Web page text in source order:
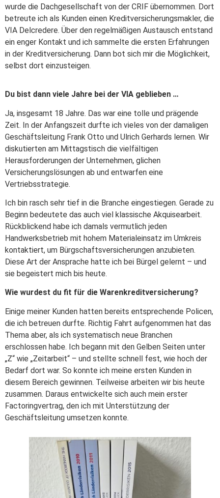
wurde die Dachgesellschaft von der CRIF übernommen. Dort
betreute ich als Kunden einen Kreditversicherungsmakler, die
VIA Delcredere. Über den regelmäßigen Austausch entstand
ein enger Kontakt und ich sammelte die ersten Erfahrungen
in der Kreditversicherung. Dann bot sich mir die Möglichkeit,
selbst dort einzusteigen.
Du bist dann viele Jahre bei der VIA geblieben …
Ja, insgesamt 18 Jahre. Das war eine tolle und prägende
Zeit. In der Anfangszeit durfte ich vieles von der damaligen
Geschäftsleitung Frank Otto und Ulrich Gerhards lernen. Wir
diskutierten am Mittagstisch die vielfältigen
Herausforderungen der Unternehmen, glichen
Versicherungslösungen ab und entwarfen eine
Vertriebsstrategie.
Ich bin rasch sehr tief in die Branche eingestiegen. Gerade zu
Beginn bedeutete das auch viel klassische Akquisearbeit.
Rückblickend habe ich damals vermutlich jeden
Handwerksbetrieb mit hohem Materialeinsatz im Umkreis
kontaktiert, um Bürgschaftsversicherungen anzubieten.
Diese Art der Ansprache hatte ich bei Bürgel gelernt – und
sie begeistert mich bis heute.
Wie wurdest du fit für die Warenkreditversicherung?
Einige meiner Kunden hatten bereits entsprechende Policen,
die ich betreuen durfte. Richtig Fahrt aufgenommen hat das
Thema aber, als ich systematisch neue Branchen
erschlossen habe. Ich begann mit den Gelben Seiten unter
„Z“ wie „Zeitarbeit“ – und stellte schnell fest, wie hoch der
Bedarf dort war. So konnte ich meine ersten Kunden in
diesem Bereich gewinnen. Teilweise arbeiten wir bis heute
zusammen. Daraus entwickelte sich auch mein erster
Factoringvertrag, den ich mit Unterstützung der
Geschäftsleitung umsetzen konnte.